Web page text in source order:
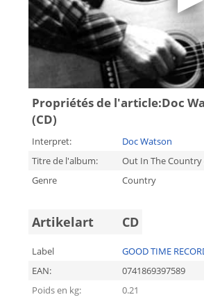
Propriétés de l'article:Doc
(CD)
Interpret:
Doc Watson
Titre de l'album:
Out In The Country
Genre
Country
Artikelart CD
Label
GOOD TIME
EAN:
0741869397589
Poids en kg:
0.21